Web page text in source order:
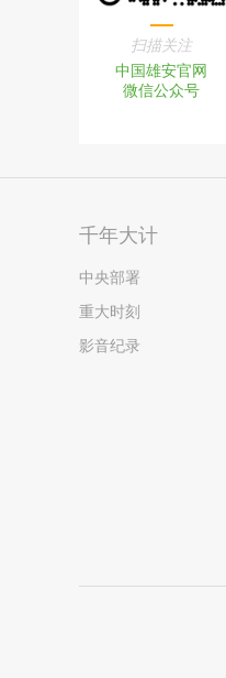
扫描关注
中国雄安官网
微信公众号
千年大计
中央部署
重大时刻
影音纪录